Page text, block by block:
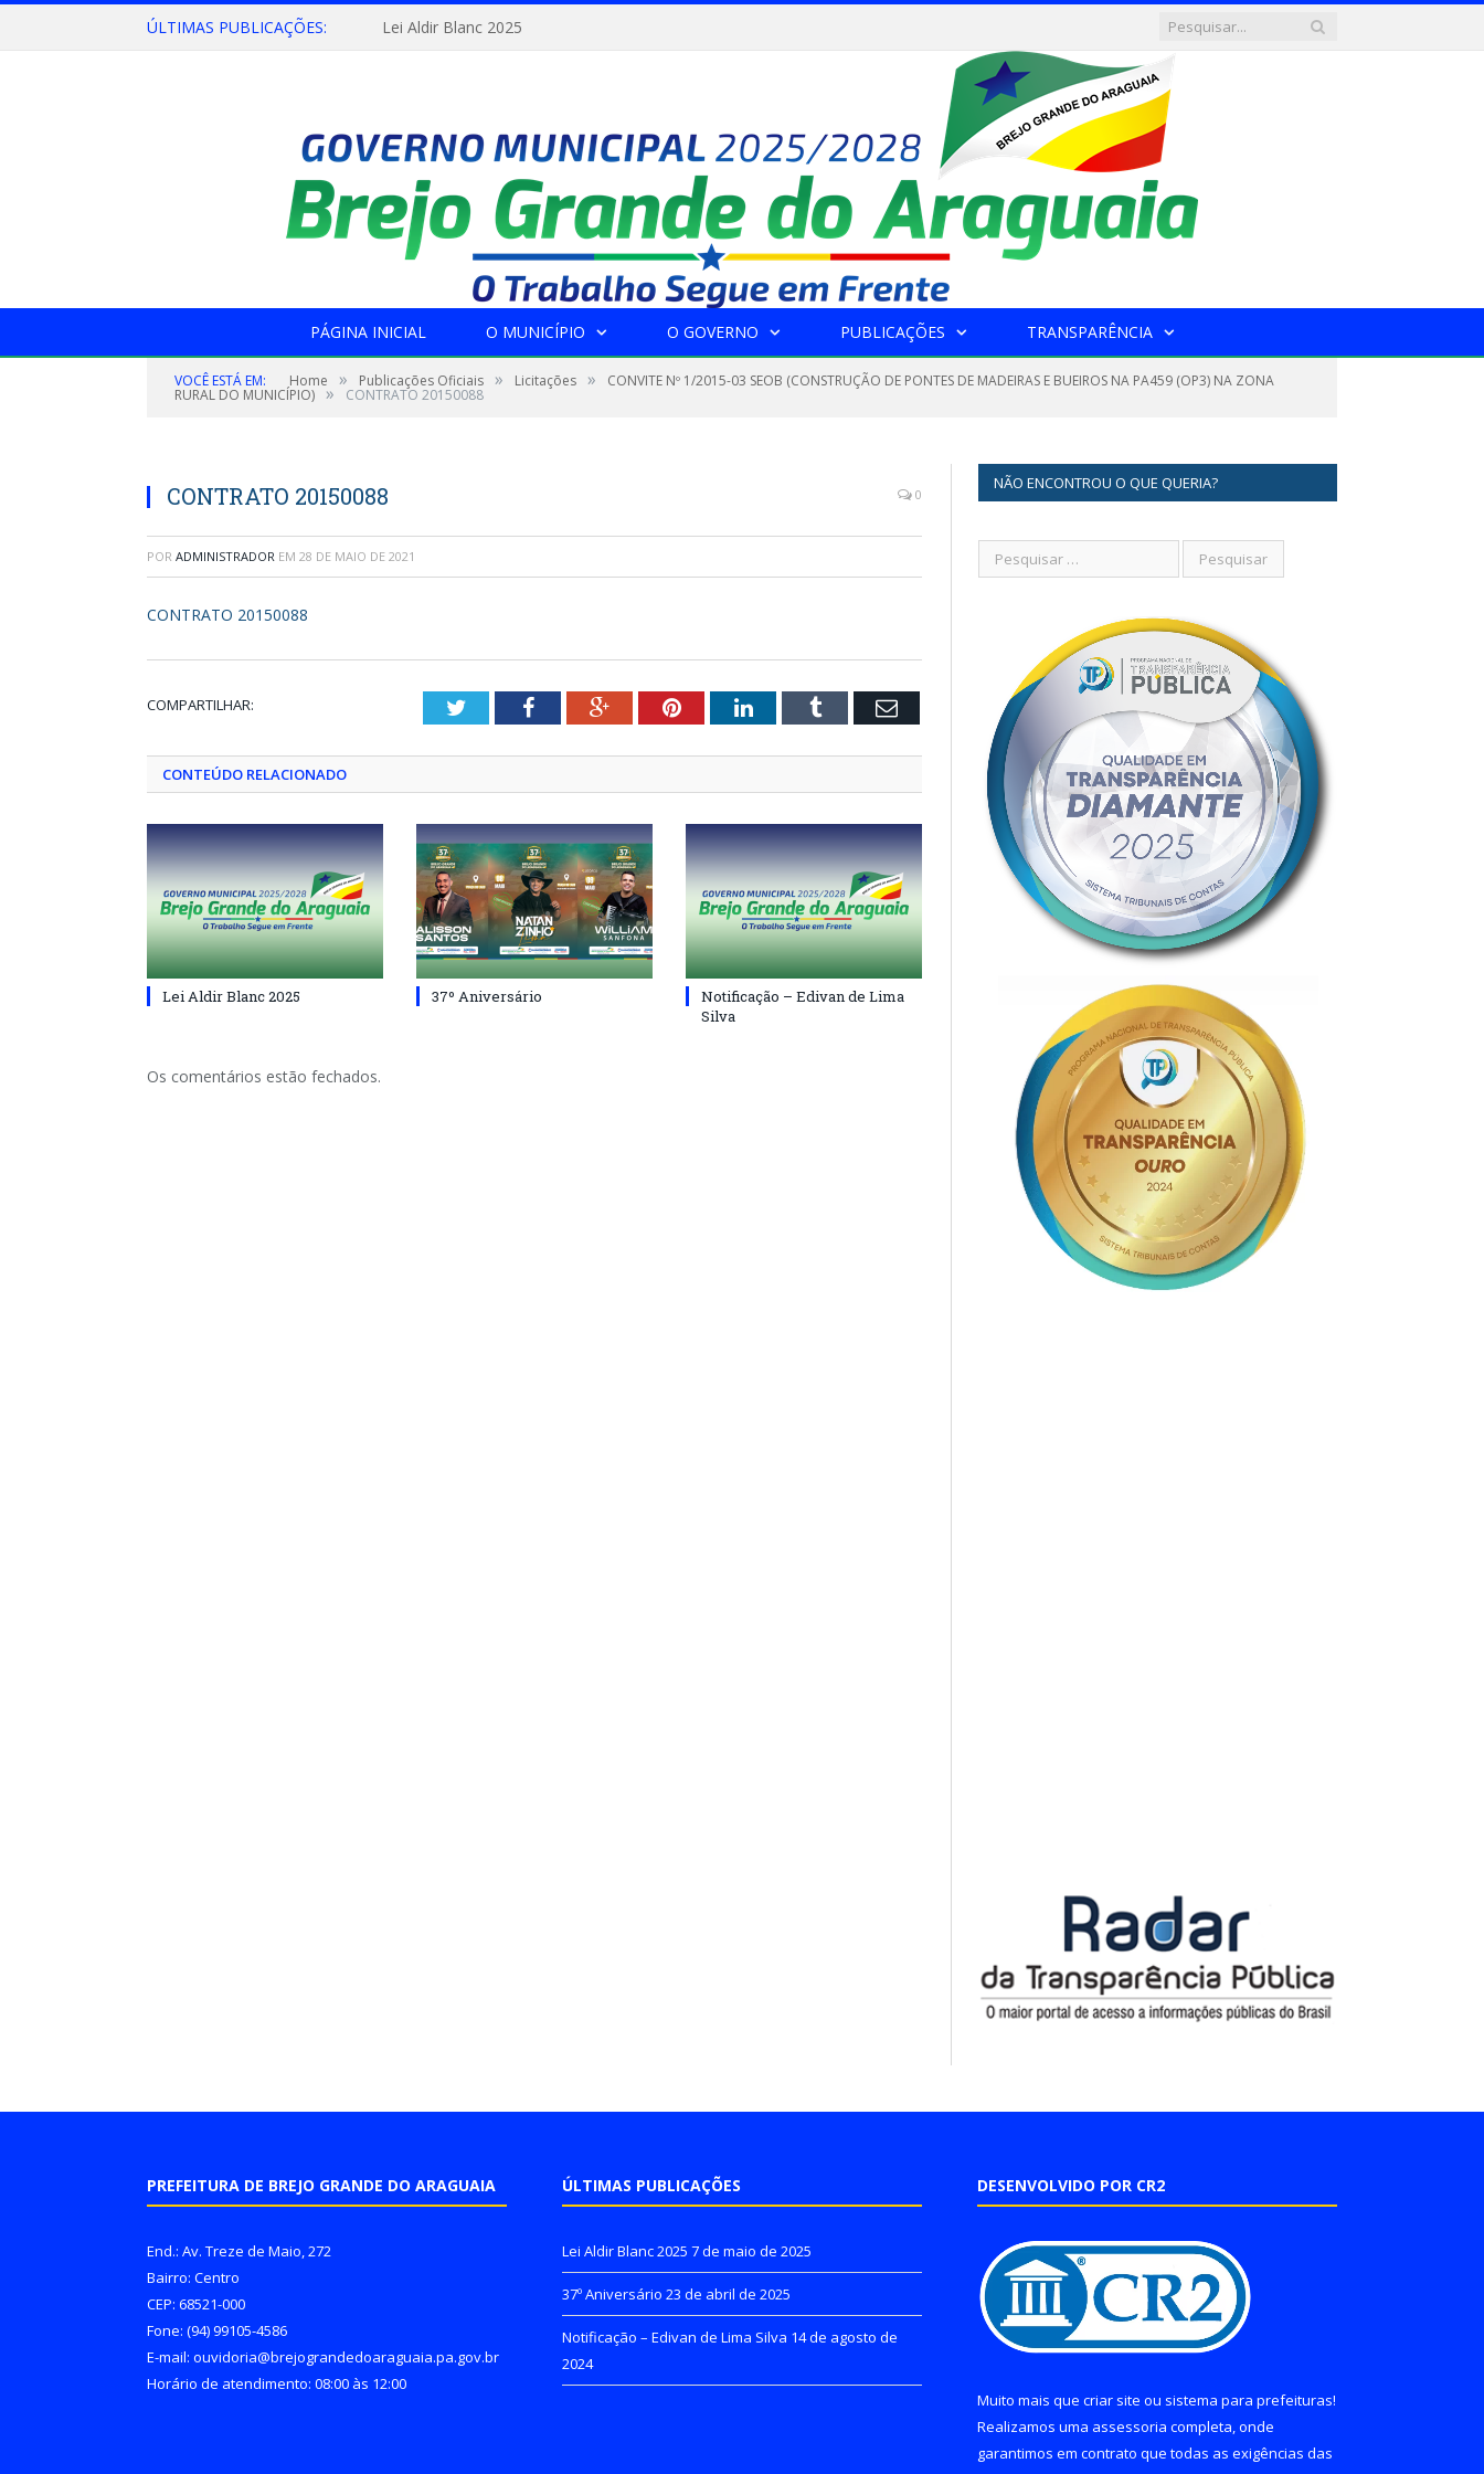
ÚLTIMAS PUBLICAÇÕES: Lei Aldir Blanc 2025
PÁGINA INICIAL O MUNICÍPIO O GOVERNO PUBLICAÇÕES TRANSPARÊNCIA
VOCÊ ESTÁ EM: Home » Publicações Oficiais » Licitações » CONVITE Nº 1/2015-03 SEOB (CONSTRUÇÃO DE PONTES DE MADEIRAS E BUEIROS NA PA459 (OP3) NA ZONA
RURAL DO MUNICÍPIO) » CONTRATO 20150088
CONTRATO 20150088 0
POR ADMINISTRADOR EM 28 DE MAIO DE 2021
CONTRATO 20150088
COMPARTILHAR: TwitterFacebookGoogle+PinterestLinkedInTumblr Email
CONTEÚDO RELACIONADO
Lei Aldir Blanc 2025 37º Aniversário
Notificação – Edivan de Lima
Silva
Os comentários estão fechados.
NÃO ENCONTROU O QUE QUERIA?
PREFEITURA DE BREJO GRANDE DO ARAGUAIA
End.: Av. Treze de Maio, 272
Bairro: Centro
CEP: 68521-000
Fone: (94) 99105-4586
E-mail: ouvidoria@brejograndedoaraguaia.pa.gov.br
Horário de atendimento: 08:00 às 12:00
ÚLTIMAS PUBLICAÇÕES
Lei Aldir Blanc 2025 7 de maio de 2025
37º Aniversário 23 de abril de 2025
Notificação – Edivan de Lima Silva 14 de agosto de
2024
DESENVOLVIDO POR CR2
Muito mais que criar site ou sistema para prefeituras!
Realizamos uma assessoria completa, onde
garantimos em contrato que todas as exigências das